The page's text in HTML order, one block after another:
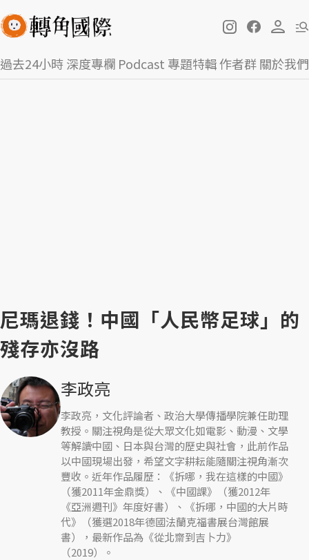
過去24小時深度專欄 Podcast 專題特輯作者群關於我們
尼瑪退錢！中國「人民幣足球」的
殘存亦沒路
李政亮
李政亮，文化評論者、政治大學傳播學院兼任助理
教授。關注視角是從大眾文化如電影、動漫、文學
等解讀中國、日本與台灣的歷史與社會，此前作品
以中國現場出發，希望文字耕耘能隨關注視角漸次
豐收。近年作品履歷：《拆哪，我在這樣的中國》
（獲2011年金鼎獎）、《中國課》（獲2012年
《亞洲週刊》年度好書）、《拆哪，中國的大片時
代》（獲選2018年德國法蘭克福書展台灣館展
書），最新作品為《從北齋到吉卜力》
（2019）。